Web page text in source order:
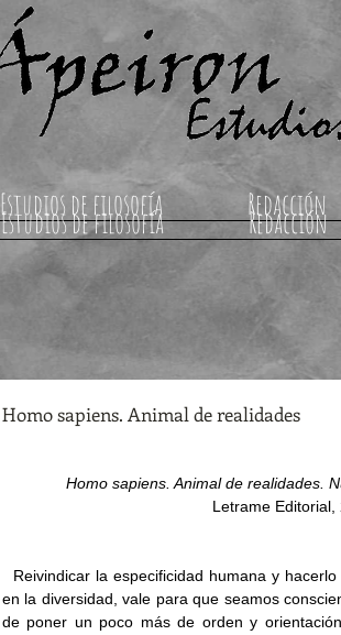
Estudios de filosofía Redacción
Estudios de filosofía Redacción
Homo sapiens. Animal de realidades
Homo sapiens. Animal de realidades.
Letrame
en la diversidad, vale para que seamos
de poner un poco más de orden y